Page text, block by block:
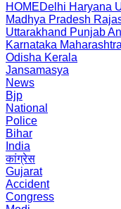
HOMEDelhi Haryana
Madhya Pradesh
Uttarakhand Punjab
Karnataka Maharashtra
Odisha Kerala
Jansamasya
News
Bjp
National
Police
Bihar
India
कांग्रेस
Gujarat
Accident
Congress